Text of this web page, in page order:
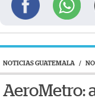
NOTICIAS GUATEMALA /
AeroMetro: